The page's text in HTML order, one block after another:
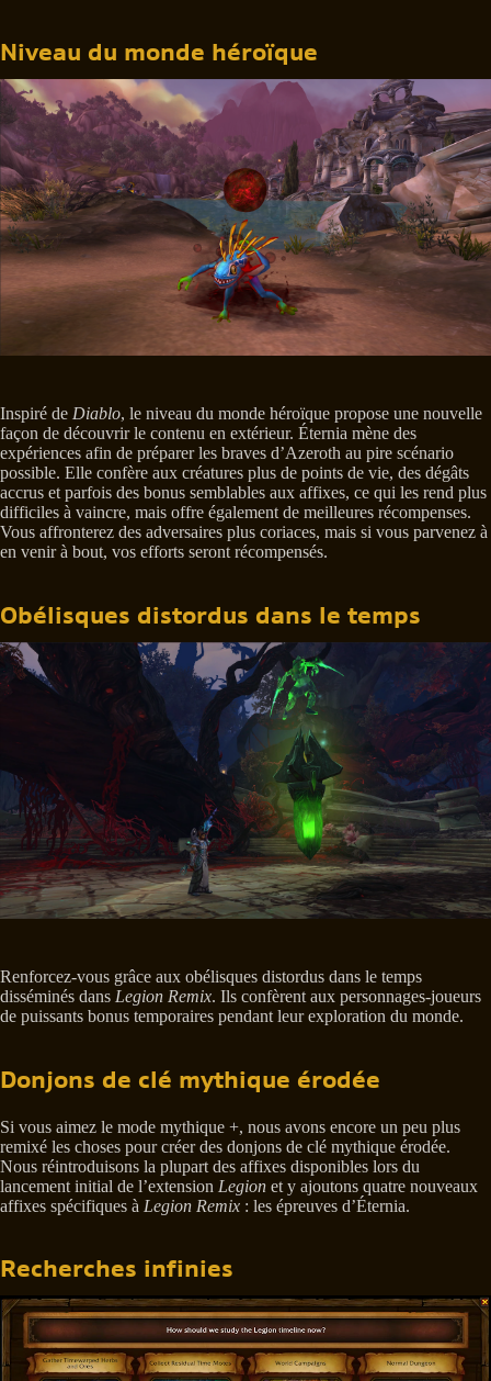
Niveau du monde héroïque
Inspiré de Diablo, le niveau du monde héroïque propose une nouvelle
façon de découvrir le contenu en extérieur. Éternia mène des
expériences afin de préparer les braves d’Azeroth au pire scénario
possible. Elle confère aux créatures plus de points de vie, des dégâts
accrus et parfois des bonus semblables aux affixes, ce qui les rend plus
difficiles à vaincre, mais offre également de meilleures récompenses.
Vous affronterez des adversaires plus coriaces, mais si vous parvenez à
en venir à bout, vos efforts seront récompensés.
Obélisques distordus dans le temps
Renforcez-vous grâce aux obélisques distordus dans le temps
disséminés dans Legion Remix. Ils confèrent aux personnages-joueurs
de puissants bonus temporaires pendant leur exploration du monde.
Donjons de clé mythique érodée
Si vous aimez le mode mythique +, nous avons encore un peu plus
remixé les choses pour créer des donjons de clé mythique érodée.
Nous réintroduisons la plupart des affixes disponibles lors du
lancement initial de l’extension Legion et y ajoutons quatre nouveaux
affixes spécifiques à Legion Remix : les épreuves d’Éternia.
Recherches infinies